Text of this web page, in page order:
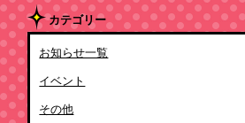
カテゴリー
お知らせ一覧
イベント
その他